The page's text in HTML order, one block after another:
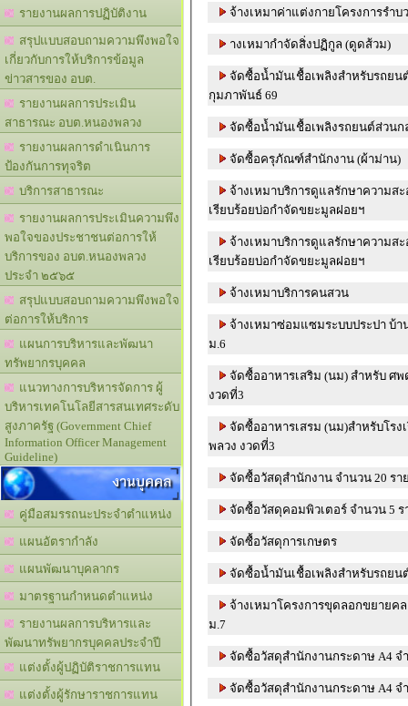
รายงานผลการปฏิบัติงาน
สรุปแบบสอบถามความพึงพอใจ
เกี่ยวกับการให้บริการข้อมูล
ข่าวสารของ อบต.
รายงานผลการประเมิน
สาธารณะ อบต.หนองพลวง
รายงานผลการดำเนินการ
ป้องกันการทุจริต
บริการสาธารณะ
รายงานผลการประเมินความพึง
พอใจของประชาชนต่อการให้
บริการของ อบต.หนองพลวง
ประจำ ๒๕๖๕
สรุปแบบสอบถามความพึงพอใจ
ต่อการให้บริการ
แผนการบริหารและพัฒนา
ทรัพยากรบุคคล
แนวทางการบริหารจัดการ ผู้
บริหารเทคโนโลยีสารสนเทศระดับ
สูงภาครัฐ (Government Chief
Information Officer Management
Guideline)
งานบุคคล
คู่มือสมรรถนะประจำตำแหน่ง
แผนอัตรากำลัง
แผนพัฒนาบุคลากร
มาตรฐานกำหนดตำแหน่ง
รายงานผลการบริหารและ
พัฒนาทรัพยากรบุคคลประจำปี
แต่งตั้งผู้ปฏิบัติราชการแทน
แต่งตั้งผู้รักษาราชการแทน
จ้างเหมาค่าแต่งกายโครงการรำบ
างเหมากำจัดสิ่งปฏิกูล (ดูดส้วม)
จัดซื้อน้ำมันเชื้อเพลิงสำหรับรถยน
กุมภาพันธ์ 69
จัดซื้อน้ำมันเชื้อเพลิงรถยนต์ส่วนก
จัดซื้อครุภัณฑ์สำนักงาน (ผ้าม่าน)
จ้างเหมาบริการดูแลรักษาความส
เรียบร้อยบ่อกำจัดขยะมูลฝอยฯ
จ้างเหมาบริการดูแลรักษาความส
เรียบร้อยบ่อกำจัดขยะมูลฝอยฯ
จ้างเหมาบริการคนสวน
จ้างเหมาซ่อมแซมระบบประปา บ้
ม.6
จัดซื้ออาหารเสริม (นม) สำหรับ ศ
งวดที่3
จัดซื้ออาหารเสรม (นม)สำหรับโรง
พลวง งวดที่3
จัดซื้อวัสดุสำนักงาน จำนวน 20 รา
จัดซื้อวัสดุคอมพิวเตอร์ จำนวน 5 ร
จัดซื้อวัสดุการเกษตร
จัดซื้อน้ำมันเชื้อเพลิงสำหรับรถยน
จ้างเหมาโครงการขุดลอกขยายค
ม.7
จัดซื้อวัสดุสำนักงานกระดาษ A4 จ
จัดซื้อวัสดุสำนักงานกระดาษ A4 จ